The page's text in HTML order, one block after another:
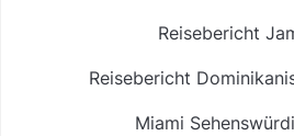
Reisebericht
Reisebericht
Miami